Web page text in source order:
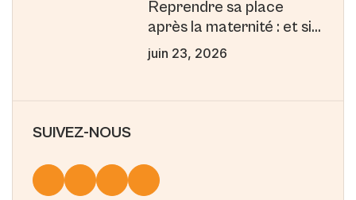
Reprendre sa place
après la maternité : et si
la maternité était votre
juin 23, 2026
SUIVEZ-NOUS